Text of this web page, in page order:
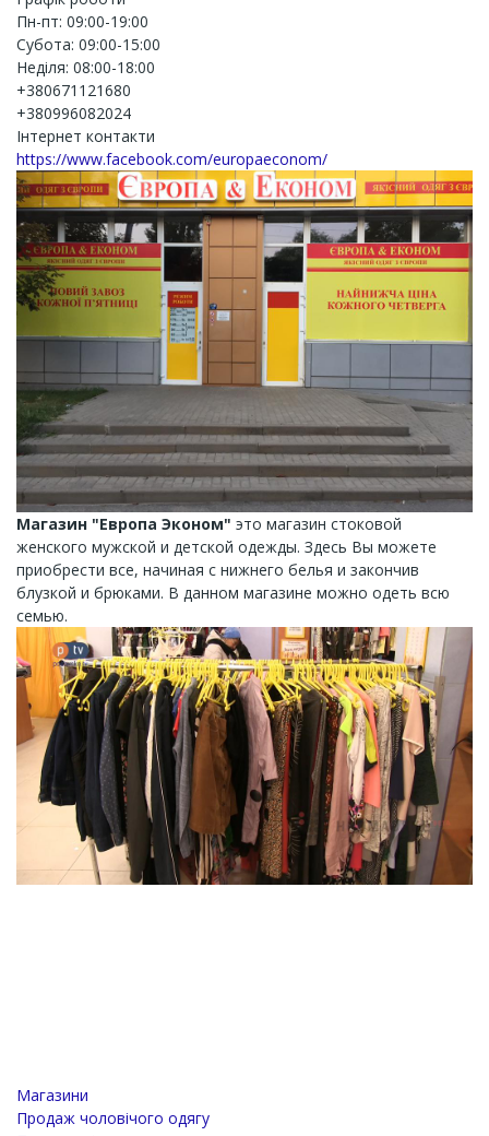
Пн-пт: 09:00-19:00
Субота: 09:00-15:00
Неділя: 08:00-18:00
+380671121680
+380996082024
Інтернет контакти
https://www.facebook.com/europaeconom/
Магазин "Европа Эконом" это магазин стоковой
женского мужской и детской одежды. Здесь Вы можете
приобрести все, начиная с нижнего белья и закончив
блузкой и брюками. В данном магазине можно одеть всю
семью.
Магазини
Продаж чоловічого одягу